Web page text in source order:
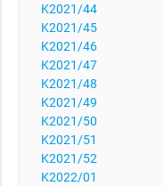
K2021/44
K2021/45
K2021/46
K2021/47
K2021/48
K2021/49
K2021/50
K2021/51
K2021/52
K2022/01